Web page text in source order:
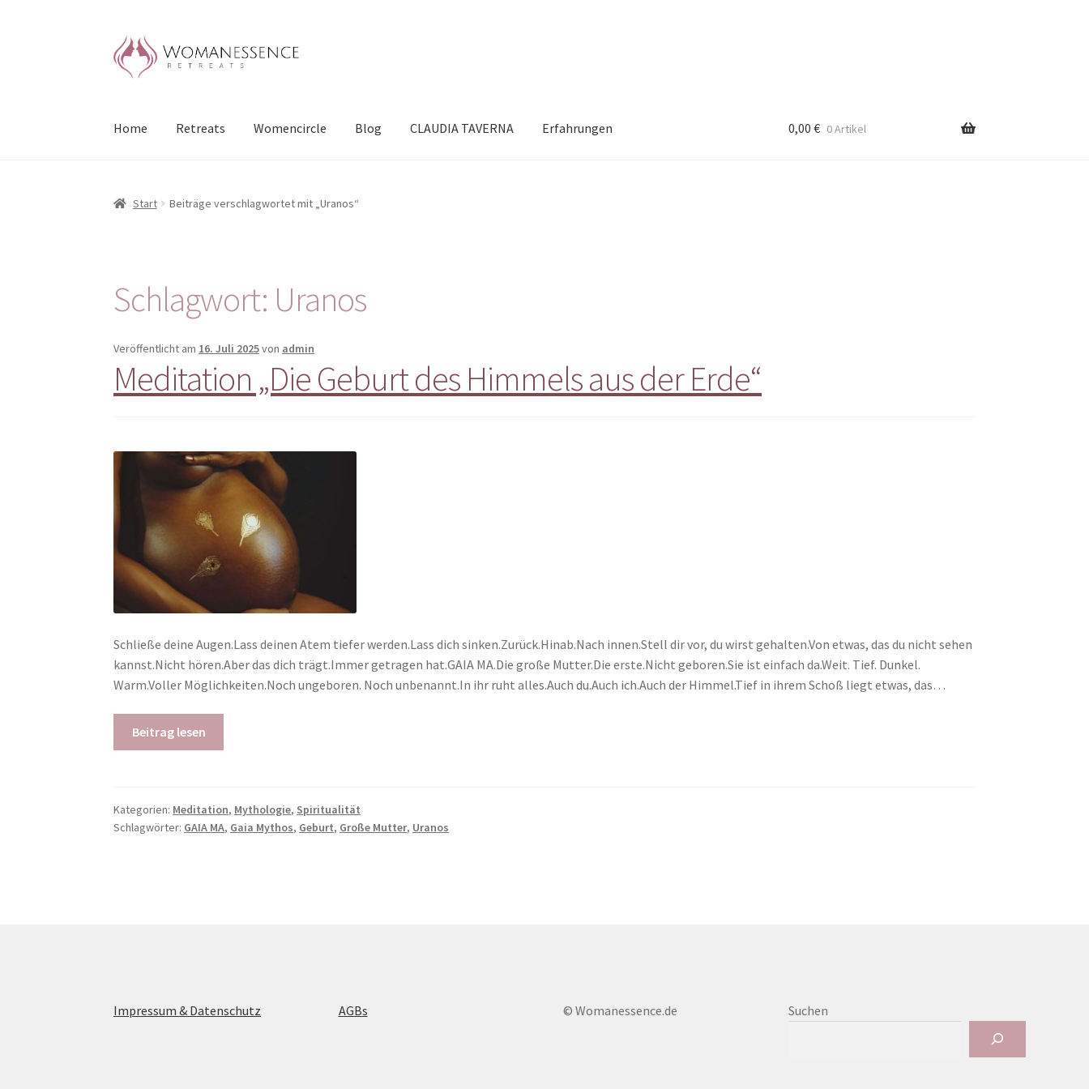
Zur
Navigation
springen
Zum
Inhalt
springen
Home Retreats Womencircle Blog CLAUDIA TAVERNA Erfahrungen 0,00 € 0 Artikel
Start Beiträge verschlagwortet mit „Uranos“
Schlagwort: Uranos
Veröffentlicht am 16. Juli 2025von admin
Meditation „Die Geburt des Himmels aus der Erde“
Schließe deine Augen.Lass deinen Atem tiefer werden.Lass dich sinken.Zurück.Hinab.Nach innen.Stell dir vor, du wirst gehalten.Von etwas, das du nicht sehen
kannst.Nicht hören.Aber das dich trägt.Immer getragen hat.GAIA MA.Die große Mutter.Die erste.Nicht geboren.Sie ist einfach da.Weit. Tief. Dunkel.
Warm.Voller Möglichkeiten.Noch ungeboren. Noch unbenannt.In ihr ruht alles.Auch du.Auch ich.Auch der Himmel.Tief in ihrem Schoß liegt etwas, das…
Beitrag lesen
Kategorien: Meditation, Mythologie, Spiritualität
Schlagwörter: GAIA MA, Gaia Mythos, Geburt, Große Mutter, Uranos
Impressum & Datenschutz AGBs © Womanessence.de Suchen